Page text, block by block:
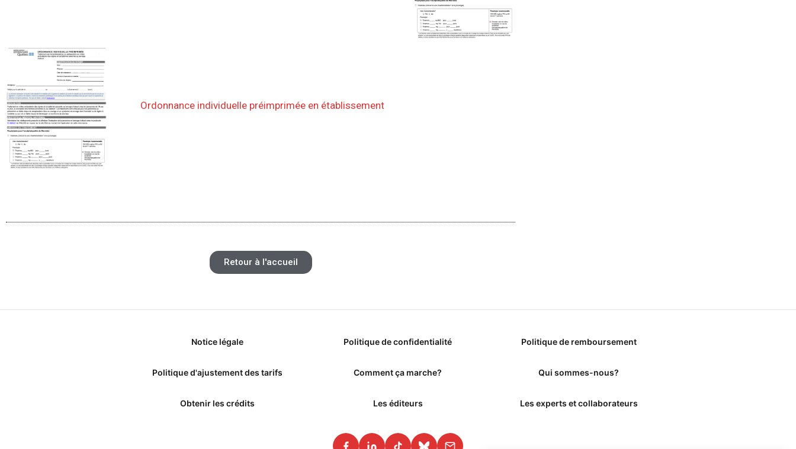
Ordonnance individuelle préimprimée en établissement
Retour à l'accueil
Notice légale Politique de confidentialité Politique de remboursement
Politique d'ajustement des tarifs Comment ça marche? Qui sommes-nous?
Obtenir les crédits Les éditeurs Les experts et collaborateurs